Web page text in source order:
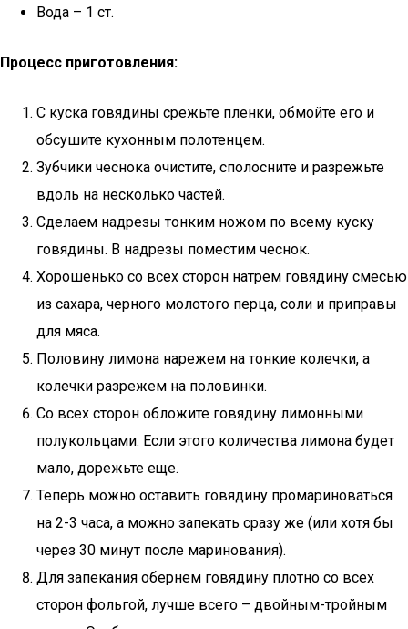
Вода – 1 ст.
Процесс приготовления:
С куска говядины срежьте пленки, обмойте его и
обсушите кухонным полотенцем.
Зубчики чеснока очистите, сполосните и разрежьте
вдоль на несколько частей.
Сделаем надрезы тонким ножом по всему куску
говядины. В надрезы поместим чеснок.
Хорошенько со всех сторон натрем говядину смесью
из сахара, черного молотого перца, соли и приправы
для мяса.
Половину лимона нарежем на тонкие колечки, а
колечки разрежем на половинки.
Со всех сторон обложите говядину лимонными
полукольцами. Если этого количества лимона будет
мало, дорежьте еще.
Теперь можно оставить говядину промариноваться
на 2-3 часа, а можно запекать сразу же (или хотя бы
через 30 минут после маринования).
Для запекания обернем говядину плотно со всех
сторон фольгой, лучше всего – двойным-тройным